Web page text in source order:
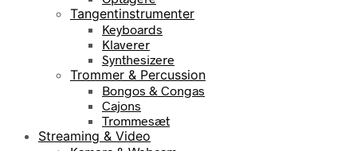
Tangentinstrumenter
Keyboards
Klaverer
Synthesizere
Trommer & Percussion
Bongos & Congas
Cajons
Trommesæt
Streaming & Video